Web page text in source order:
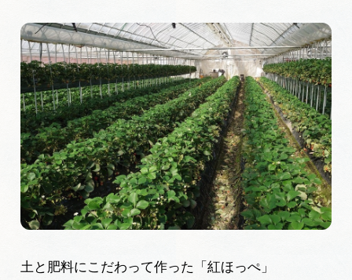
スポット・体験
イベント
グルメ
旅の予約
アクセス
行きたいリストを見る
土と肥料にこだわって作った「紅ほっぺ」